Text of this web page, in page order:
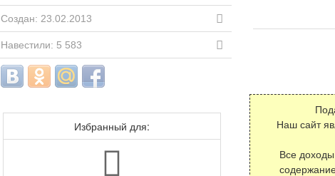
Создан: 23.02.2013
Навестили: 5 583
Избранный для:
Наш сайт
Все